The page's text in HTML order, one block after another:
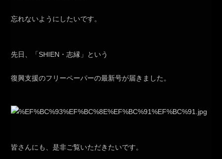
忘れないようにしたいです。
先日、「SHIEN・志縁」という
復興支援のフリーペーパーの最新号が届きました。
皆さんにも、是非ご覧いただきたいです。